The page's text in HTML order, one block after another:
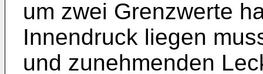
um zwei Grenzwerte
Innendruck liegen
und zunehmenden